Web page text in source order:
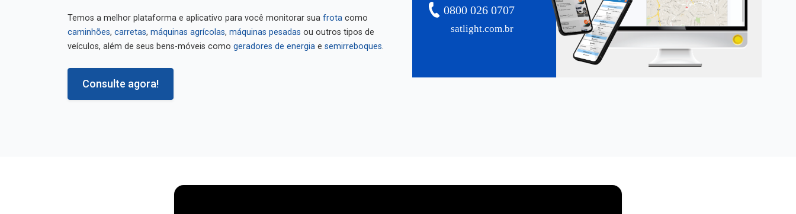
Temos a melhor plataforma e aplicativo para você monitorar sua frota como
caminhões, carretas, máquinas agrícolas, máquinas pesadas ou outros tipos de
veículos, além de seus bens-móveis como geradores de energia e semirreboques.
Consulte agora!
satlight.com.br
0800 026 0707